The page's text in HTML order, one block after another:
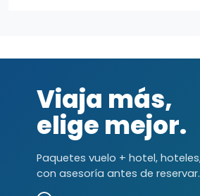
Viaja más,
elige mejor.
Paquetes vuelo + hotel,
con asesoría antes de reservar.